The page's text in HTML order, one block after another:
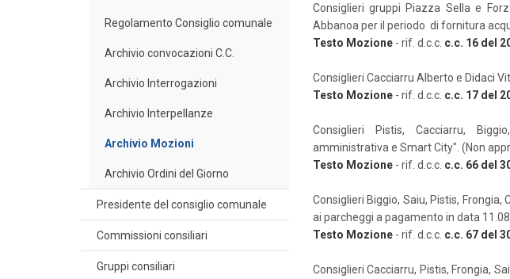
Regolamento Consiglio comunale
Archivio convocazioni C.C.
Archivio Interrogazioni
Archivio Interpellanze
Archivio Mozioni
Archivio Ordini del Giorno
Presidente del consiglio comunale
Commissioni consiliari
Gruppi consiliari
Consiglieri gruppi Piazza Sella e
Abbanoa per il periodo di fornitura
Testo Mozione- rif. d.c.c. c.c. 16 del
Consiglieri Cacciarru Alberto e Didaci
Testo Mozione- rif. d.c.c. c.c. 17 del
Consiglieri Pistis, Cacciarru,
amministrativa e Smart City". (Non
Testo Mozione- rif. d.c.c. c.c. 66 del
Consiglieri Biggio, Saiu, Pistis,
ai parcheggi a pagamento in data
Testo Mozione- rif. d.c.c. c.c. 67 del
Consiglieri Cacciarru, Pistis, Frongia,